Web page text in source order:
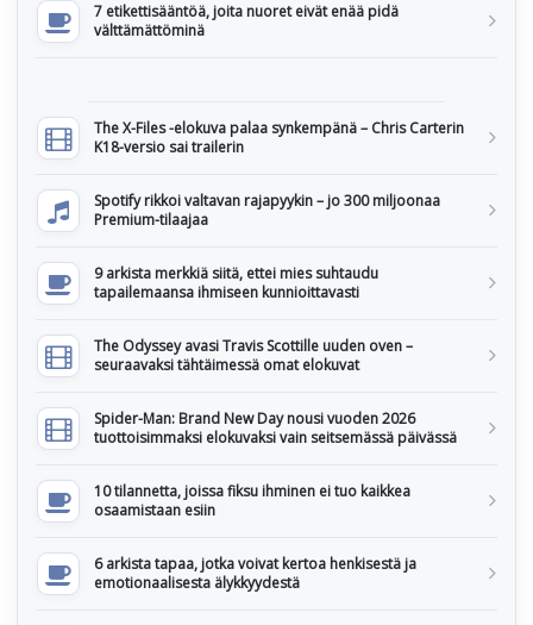
7 etikettisääntöä, joita nuoret eivät enää pidä
välttämättöminä
The X-Files -elokuva palaa synkempänä – Chris Carterin
K18-versio sai trailerin
Spotify rikkoi valtavan rajapyykin – jo 300 miljoonaa
Premium-tilaajaa
9 arkista merkkiä siitä, ettei mies suhtaudu
tapailemaansa ihmiseen kunnioittavasti
The Odyssey avasi Travis Scottille uuden oven –
seuraavaksi tähtäimessä omat elokuvat
Spider-Man: Brand New Day nousi vuoden 2026
tuottoisimmaksi elokuvaksi vain seitsemässä päivässä
10 tilannetta, joissa fiksu ihminen ei tuo kaikkea
osaamistaan esiin
6 arkista tapaa, jotka voivat kertoa henkisestä ja
emotionaalisesta älykkyydestä